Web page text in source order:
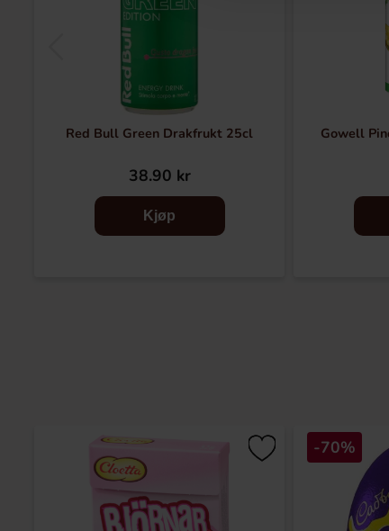
Red Bull Green Drakfrukt 25cl
38.90 kr
Kjøp
Gowell
-70%